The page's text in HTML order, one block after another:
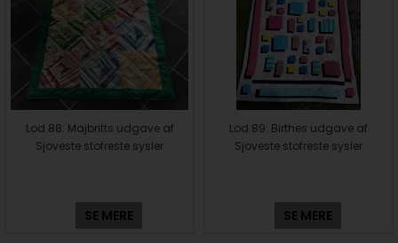
Lod 88: Majbritts udgave af
Sjoveste stofreste sysler
SE MERE
Lod 89: Birthes udgave af
Sjoveste stofreste sysler
SE MERE